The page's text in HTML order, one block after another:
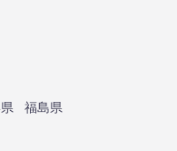
福島県